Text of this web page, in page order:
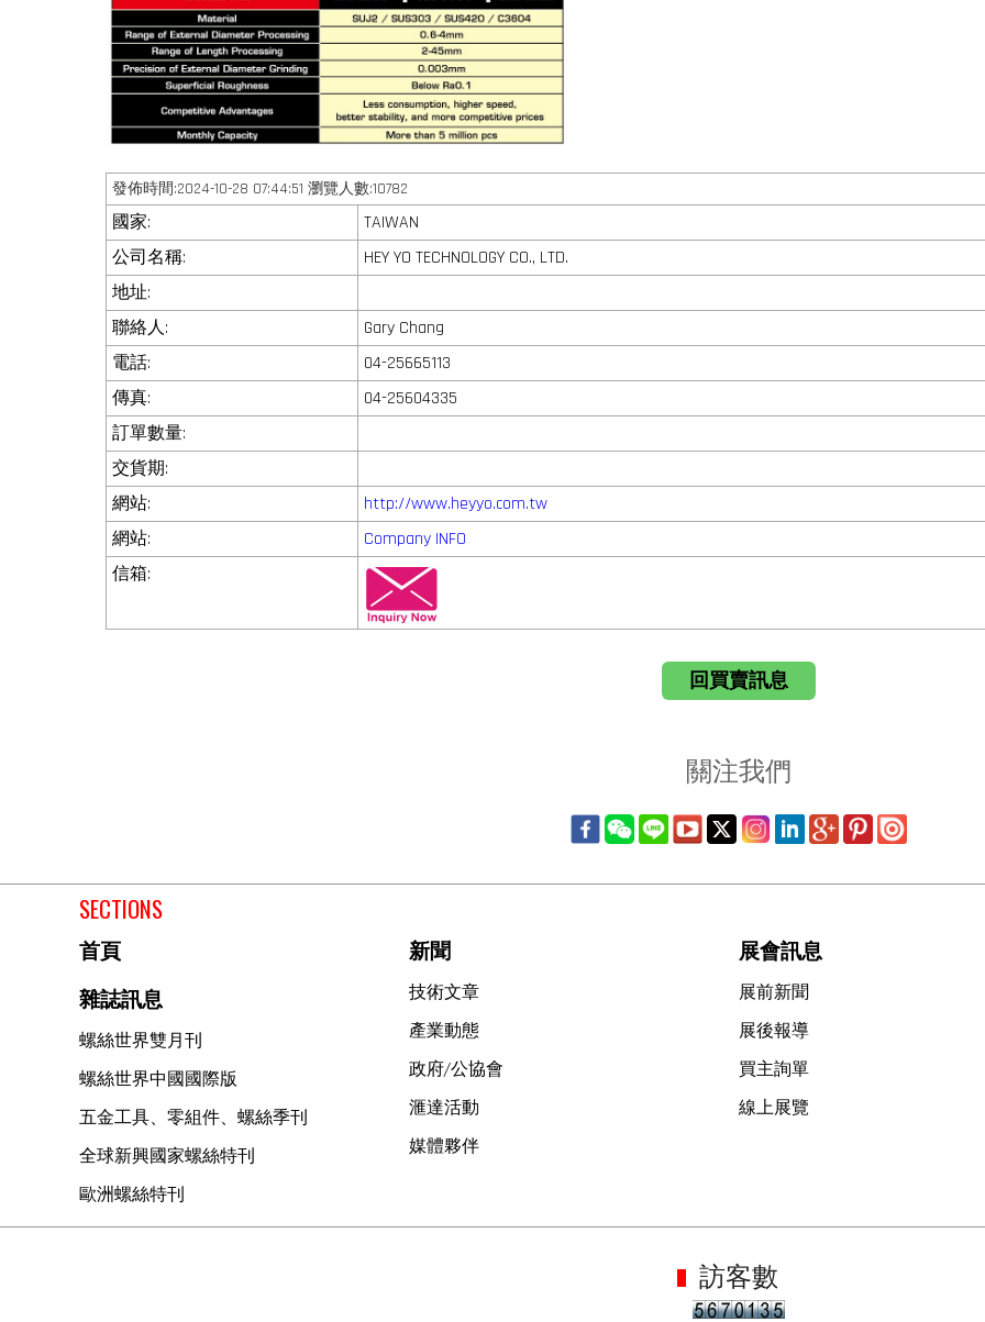
發佈時間:2024-10-28 07:44:51 瀏覽人數:10782
國家:
TAIWAN
公司名稱:
HEY YO TECHNOLOGY CO., LTD.
地址:
聯絡人:
Gary Chang
電話:
04-25665113
傳真:
04-25604335
訂單數量:
交貨期:
網站:
http://www.heyyo.com.tw
網站:
Company INFO
信箱:
回買賣訊息
關注我們
SECTIONS
首頁
雜誌訊息
螺絲世界雙月刊
螺絲世界中國國際版
五金工具、零組件、螺絲季刊
全球新興國家螺絲特刊
歐洲螺絲特刊
新聞
技術文章
產業動態
政府/公協會
滙達活動
媒體夥伴
展會訊息
展前新聞
展後報導
買主詢單
線上展覽
訪客數